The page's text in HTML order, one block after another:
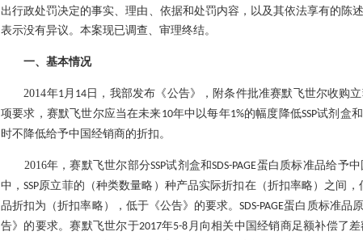
出行政处罚决定的事实、理由、依据和处罚内容，以及其依法享有的陈
表示没有异议。本案现已调查、审理终结。
一、 基本情况
2014年1月 14 日，我部发布《公告》，附条件批准赛默飞世尔收购
项要求，赛默飞世尔应当在未来10年中以每年1%的幅度降低SSP试剂盒和
时不降低给予中国经销商的折扣。
2016年，赛默飞世尔部分SSP试剂盒和SDS-PAGE蛋白质标准品给予
中，SSP原立菲的（种类数量略）种产品实际折扣在（折扣率略）之间，
品折扣为（折扣率略），低于《公告》的要求。SDS-PAGE蛋白质标准品
告》的要求。赛默飞世尔于2017年5-8 月向相关中国经销商足额补偿了